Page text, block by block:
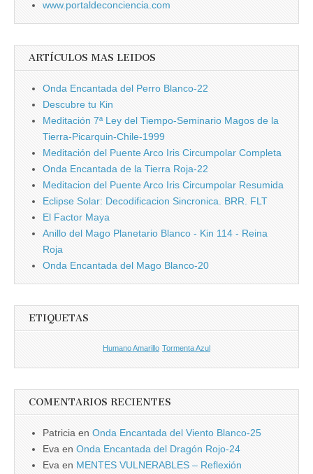
www.portaldeconciencia.com
ARTÍCULOS MAS LEIDOS
Onda Encantada del Perro Blanco-22
Descubre tu Kin
Meditación 7ª Ley del Tiempo-Seminario Magos de la
Tierra-Picarquin-Chile-1999
Meditación del Puente Arco Iris Circumpolar Completa
Onda Encantada de la Tierra Roja-22
Meditacion del Puente Arco Iris Circumpolar Resumida
Eclipse Solar: Decodificacion Sincronica. BRR. FLT
El Factor Maya
Anillo del Mago Planetario Blanco - Kin 114 - Reina
Roja
Onda Encantada del Mago Blanco-20
ETIQUETAS
Humano Amarillo Tormenta Azul
COMENTARIOS RECIENTES
Patricia en Onda Encantada del Viento Blanco-25
Eva en Onda Encantada del Dragón Rojo-24
Eva en MENTES VULNERABLES – Reflexión